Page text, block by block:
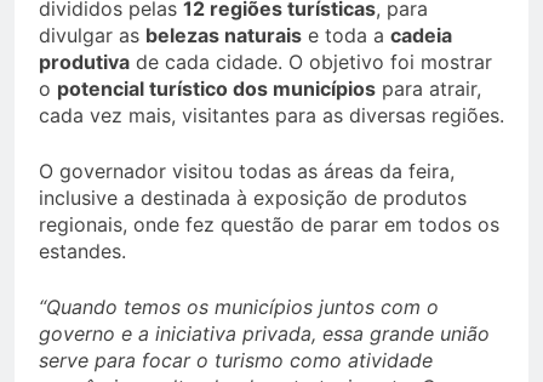
divididos pelas 12 regiões turísticas, para
divulgar as belezas naturais e toda a cadeia
produtiva de cada cidade. O objetivo foi mostrar
o potencial turístico dos municípios para atrair,
cada vez mais, visitantes para as diversas regiões.
O governador visitou todas as áreas da feira,
inclusive a destinada à exposição de produtos
regionais, onde fez questão de parar em todos os
estandes.
“Quando temos os municípios juntos com o
governo e a iniciativa privada, essa grande união
serve para focar o turismo como atividade